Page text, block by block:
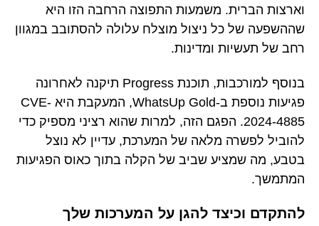
וארצות הברית. משמעות התפוצה הרחבה הזו היא
שההשפעה של כל ניצול מוצלח עלולה להסתובב במגוון
רחב של תעשיות ומדינות.
בנוסף למורכבות, תוכנת Progress תיקנה לאחרונה
פגיעות נוספת ב-WhatsUp Gold, המעקבת היא CVE-
2024-4885. הפגם הזה, למרות שהוא רציני מספיק כדי
להוביל לפשרה מלאה של המערכת, עדיין לא נוצל
בטבע, מה שמציע שביב של הקלה בתוך כאוס הפגיעות
המתמשך.
להתקדם וכיצד להגן על המערכות שלך